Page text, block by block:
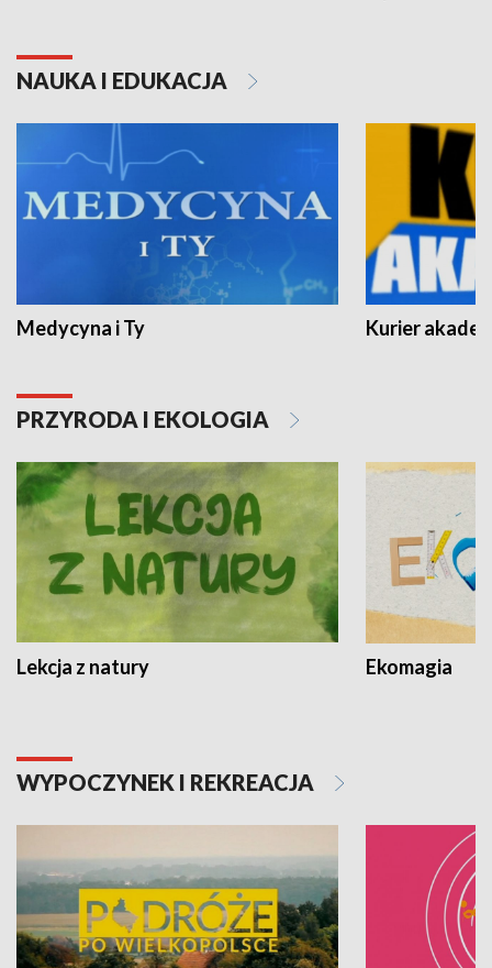
NAUKA I EDUKACJA
Medycyna i Ty Kurier
PRZYRODA I EKOLOGIA
Lekcja z natury Ekomagia
WYPOCZYNEK I REKREACJA